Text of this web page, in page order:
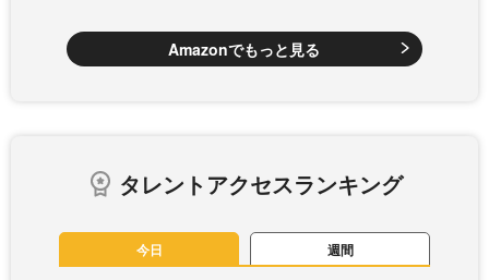
Amazonでもっと見る
タレントアクセスランキング
今日 週間